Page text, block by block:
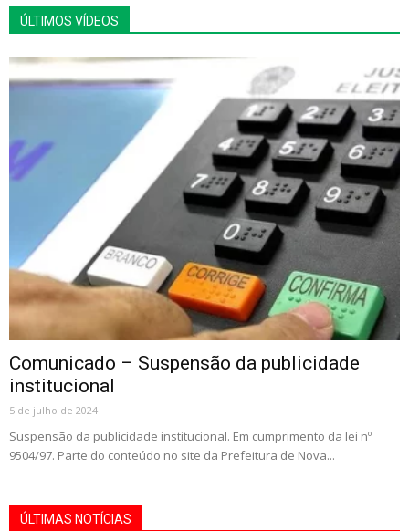
ÚLTIMOS VÍDEOS
Comunicado – Suspensão da publicidade
institucional
5 de julho de 2024
Suspensão da publicidade institucional. Em cumprimento da lei nº
9504/97. Parte do conteúdo no site da Prefeitura de Nova...
ÚLTIMAS NOTÍCIAS